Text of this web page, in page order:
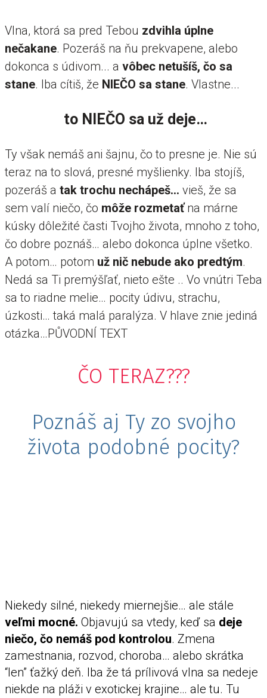
Vlna, ktorá sa pred Tebou zdvihla úplne
nečakane. Pozeráš na ňu prekvapene, alebo
dokonca s údivom... a vôbec netušíš, čo sa
stane. Iba cítiš, že NIEČO sa stane. Vlastne...
to NIEČO sa už deje…
Ty však nemáš ani šajnu, čo to presne je. Nie sú
teraz na to slová, presné myšlienky. Iba stojíš,
pozeráš a tak trochu nechápeš… vieš, že sa
sem valí niečo, čo môže rozmetaťna márne
kúsky dôležité časti Tvojho života, mnoho z toho,
čo dobre poznáš… alebo dokonca úplne všetko.
A potom… potom už nič nebude ako predtým.
Nedá sa Ti premýšľať, nieto ešte .. Vo vnútri Teba
sa to riadne melie… pocity údivu, strachu,
úzkosti… taká malá paralýza. V hlave znie jediná
otázka…PŮVODNÍ TEXT
ČO TERAZ???
Poznáš aj Ty zo svojho
života podobné pocity?
Niekedy silné, niekedy miernejšie… ale stále
veľmi mocné. Objavujú sa vtedy, keď sa deje
niečo, čo nemáš pod kontrolou. Zmena
zamestnania, rozvod, choroba… alebo skrátka
“len” ťažký deň. Iba že tá prílivová vlna sa nedeje
niekde na pláži v exotickej krajine… ale tu. Tu